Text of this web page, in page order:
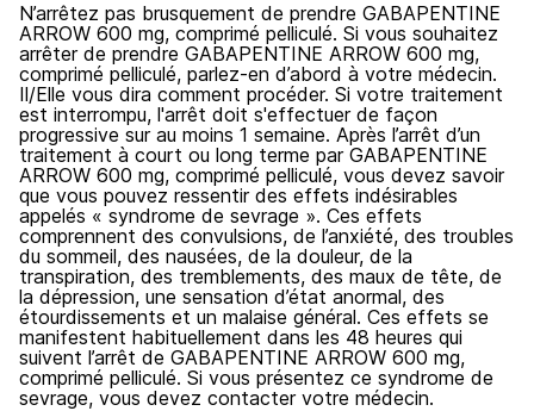
N’arrêtez pas brusquement de prendre GABAPENTINE
ARROW 600 mg, comprimé pelliculé. Si vous souhaitez
arrêter de prendre GABAPENTINE ARROW 600 mg,
comprimé pelliculé, parlez-en d’abord à votre médecin.
Il/Elle vous dira comment procéder. Si votre traitement
est interrompu, l'arrêt doit s'effectuer de façon
progressive sur au moins 1 semaine. Après l’arrêt d’un
traitement à court ou long terme par GABAPENTINE
ARROW 600 mg, comprimé pelliculé, vous devez savoir
que vous pouvez ressentir des effets indésirables
appelés « syndrome de sevrage ». Ces effets
comprennent des convulsions, de l’anxiété, des troubles
du sommeil, des nausées, de la douleur, de la
transpiration, des tremblements, des maux de tête, de
la dépression, une sensation d’état anormal, des
étourdissements et un malaise général. Ces effets se
manifestent habituellement dans les 48 heures qui
suivent l’arrêt de GABAPENTINE ARROW 600 mg,
comprimé pelliculé. Si vous présentez ce syndrome de
sevrage, vous devez contacter votre médecin.